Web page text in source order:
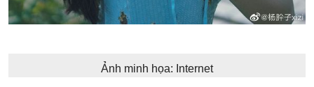
Ảnh minh họa: Internet